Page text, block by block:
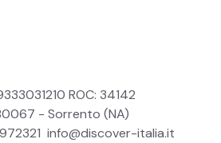
ROC: 34142
- Sorrento (NA)
info@discover-italia.it